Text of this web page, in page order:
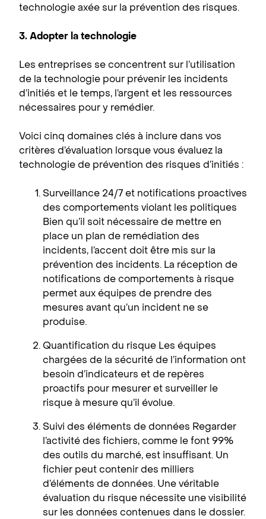
technologie axée sur la prévention des risques.
3. Adopter la technologie
Les entreprises se concentrent sur l’utilisation
de la technologie pour prévenir les incidents
d’initiés et le temps, l’argent et les ressources
nécessaires pour y remédier.
Voici cinq domaines clés à inclure dans vos
critères d’évaluation lorsque vous évaluez la
technologie de prévention des risques d’initiés :
Surveillance 24/7 et notifications proactives
des comportements violant les politiques
Bien qu’il soit nécessaire de mettre en
place un plan de remédiation des
incidents, l’accent doit être mis sur la
prévention des incidents. La réception de
notifications de comportements à risque
permet aux équipes de prendre des
mesures avant qu’un incident ne se
produise.
Quantification du risque Les équipes
chargées de la sécurité de l’information ont
besoin d’indicateurs et de repères
proactifs pour mesurer et surveiller le
risque à mesure qu’il évolue.
Suivi des éléments de données Regarder
l’activité des fichiers, comme le font 99%
des outils du marché, est insuffisant. Un
fichier peut contenir des milliers
d’éléments de données. Une véritable
évaluation du risque nécessite une visibilité
sur les données contenues dans le dossier.